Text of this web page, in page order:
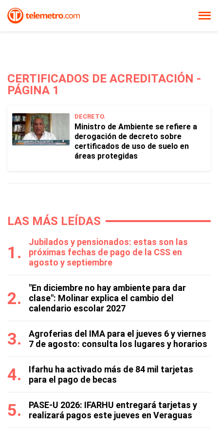
CERTIFICADOS DE ACREDITACIÓN -
PÁGINA 1
DECRETO.
Ministro de Ambiente se refiere a
derogación de decreto sobre
certificados de uso de suelo en
áreas protegidas
LAS MÁS LEÍDAS
Jubilados y pensionados: estas son las
próximas fechas de pago de la CSS en
agosto y septiembre
"En diciembre no hay ambiente para dar
clase": Molinar explica el cambio del
calendario escolar 2027
Agroferias del IMA para el jueves 6 y viernes
7 de agosto: consulta los lugares y horarios
Ifarhu ha activado más de 84 mil tarjetas
para el pago de becas
PASE-U 2026: IFARHU entregará tarjetas y
realizará pagos este jueves en Veraguas